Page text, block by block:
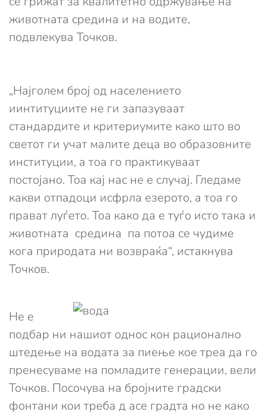
животната средина и на водите,
подвлекува Точков.
„Најголем број од населението
иинтитуциите не ги запазуваат
стандардите и критериумите како што во
светот ги учат малите деца во образовните
институции, а тоа го практикуваат
постојано. Тоа кај нас не е случај. Гледаме
какви отпадоци исфрла езерото, а тоа го
прават луѓето. Тоа како да е туѓо исто така и
животната средина па потоа се чудиме
кога природата ни возвраќа“, истакнува
Точков.
Не е
подбар ни нашиот однос кон рационално
штедење на водата за пиење кое треа да го
пренесуваме на помладите генерации, вели
Точков. Посочува на бројните градски
фонтани кои треба д асе градта но не како